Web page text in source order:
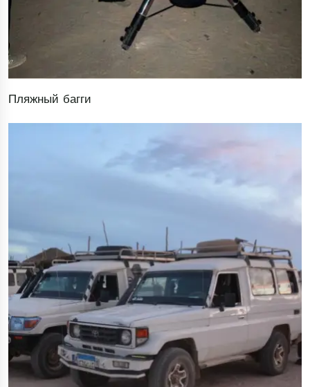
Пляжный багги